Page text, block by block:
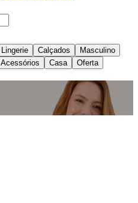
Lingerie Calçados
Masculino
Acessórios Casa Oferta